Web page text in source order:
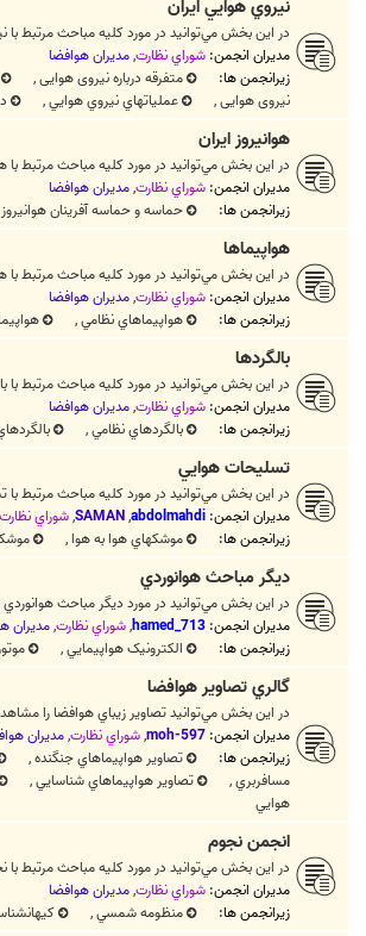
نيروي هوايي ايران
در اين بخش مي‌توانيد در مورد کليه مباحث مرتبط با
مدیران انجمن: شوراي نظارت,مديران هوافضا
زیرانجمن ها:
متفرقه درباره نیروی هوایی,
نیروی هوایی, عملیاتهاي نيروي هوايي,
هوانيروز ايران
در اين بخش مي‌توانيد در مورد کليه مباحث مرتبط با
مدیران انجمن: شوراي نظارت,مديران هوافضا
زیرانجمن ها:
حماسه و حماسه آفرينان هوانيروز
هواپيماها
در اين بخش مي‌توانيد در مورد کليه مباحث مرتبط با
مدیران انجمن: شوراي نظارت,مديران هوافضا
زیرانجمن ها:
هواپيماهاي نظامي,
بالگردها
در اين بخش مي‌توانيد در مورد کليه مباحث مرتبط با
مدیران انجمن: شوراي نظارت,مديران هوافضا
زیرانجمن ها:
بالگردهاي نظامي,
تسليحات هوايي
در اين بخش مي‌توانيد در مورد کليه مباحث مرتبط با
مدیران انجمن: abdolmahdi
,
SAMAN
,شوراي نظارت
زیرانجمن ها:
موشكهاي هوا به هوا,
ديگر مباحث هوانوردي
در اين بخش مي‌توانيد در مورد ديگر مباحث هوانوردي
مدیران انجمن: hamed_713
,شوراي نظارت,مديران
زیرانجمن ها:
الکترونيک هواپيمايي,
گالري تصاوير هوافضا
در اين بخش مي‌توانيد تصاوير زيباي هوافضا را
مدیران انجمن: moh-597
,شوراي نظارت,مديران
زیرانجمن ها:
تصاوير هواپيماهاي جنگنده,
مسافربري, تصاوير هواپيماهاي شناسايي,
هوايي
انجمن نجوم
در اين بخش مي‌توانيد در مورد کليه مباحث مرتبط با
مدیران انجمن: شوراي نظارت,مديران هوافضا
زیرانجمن ها:
منظومه شمسي,